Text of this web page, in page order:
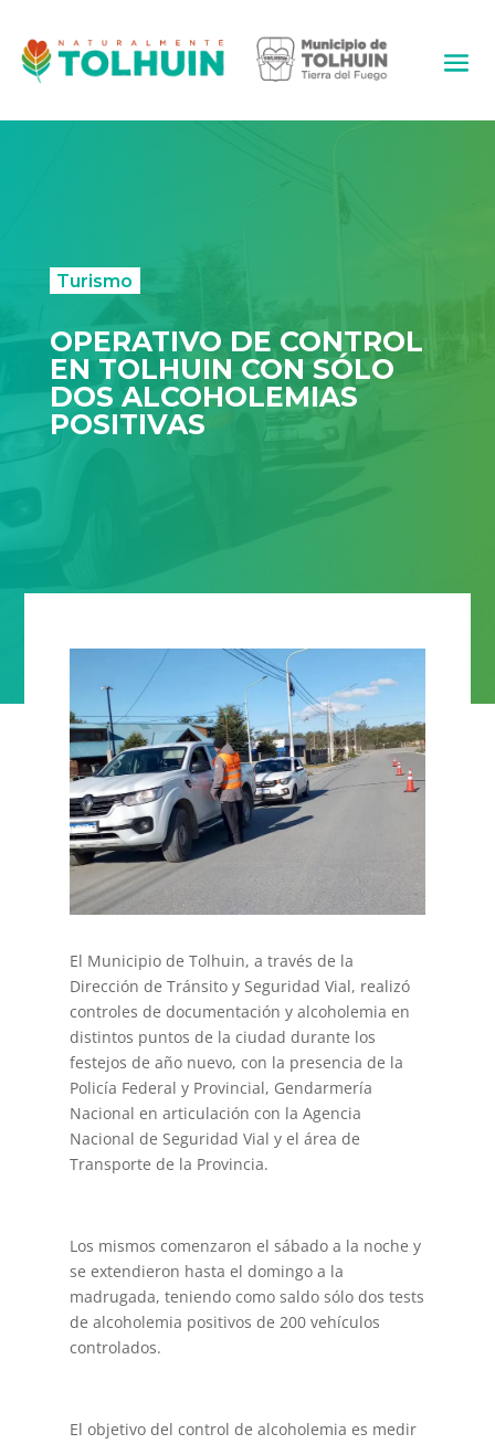
Turismo
OPERATIVO DE CONTROL
EN TOLHUIN CON SÓLO
DOS ALCOHOLEMIAS
POSITIVAS
El Municipio de Tolhuin, a través de la
Dirección de Tránsito y Seguridad Vial, realizó
controles de documentación y alcoholemia en
distintos puntos de la ciudad durante los
festejos de año nuevo, con la presencia de la
Policía Federal y Provincial, Gendarmería
Nacional en articulación con la Agencia
Nacional de Seguridad Vial y el área de
Transporte de la Provincia.
Los mismos comenzaron el sábado a la noche y
se extendieron hasta el domingo a la
madrugada, teniendo como saldo sólo dos tests
de alcoholemia positivos de 200 vehículos
controlados.
El objetivo del control de alcoholemia es medir